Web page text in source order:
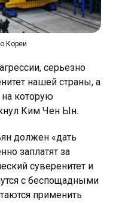
Кореи
серьезно
нашей страны, а
на которую
Ким Чен Ын.
должен «дать
заплатят за
суверенитет и
с беспощадными
применить